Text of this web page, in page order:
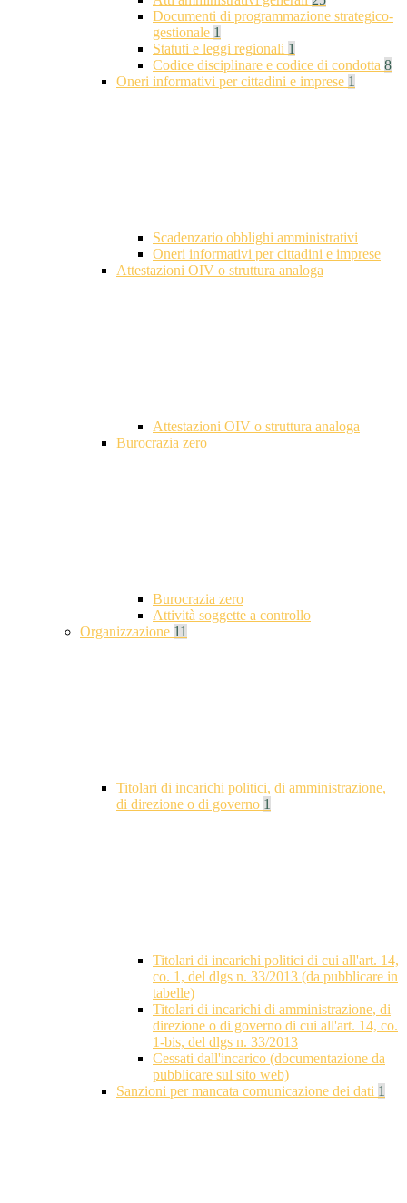
Documenti di programmazione strategico-
gestionale 1
Statuti e leggi regionali 1
Codice disciplinare e codice di condotta 8
Oneri informativi per cittadini e imprese 1
Scadenzario obblighi amministrativi
Oneri informativi per cittadini e imprese
Attestazioni OIV o struttura analoga
Attestazioni OIV o struttura analoga
Burocrazia zero
Burocrazia zero
Attività soggette a controllo
Organizzazione 11
Titolari di incarichi politici, di amministrazione,
di direzione o di governo 1
Titolari di incarichi politici di cui all'art. 14,
co. 1, del dlgs n. 33/2013 (da pubblicare in
tabelle)
Titolari di incarichi di amministrazione, di
direzione o di governo di cui all'art. 14, co.
1-bis, del dlgs n. 33/2013
Cessati dall'incarico (documentazione da
pubblicare sul sito web)
Sanzioni per mancata comunicazione dei dati 1